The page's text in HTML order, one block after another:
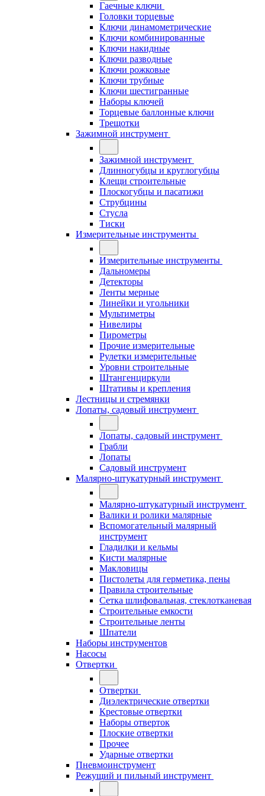
Гаечные ключи
Головки торцевые
Ключи динамометрические
Ключи комбинированные
Ключи накидные
Ключи разводные
Ключи рожковые
Ключи трубные
Ключи шестигранные
Наборы ключей
Торцевые баллонные ключи
Трещотки
Зажимной инструмент
Зажимной инструмент
Длинногубцы и круглогубцы
Клещи строительные
Плоскогубцы и пасатижи
Струбцины
Стусла
Тиски
Измерительные инструменты
Измерительные инструменты
Дальномеры
Детекторы
Ленты мерные
Линейки и угольники
Мультиметры
Нивелиры
Пирометры
Прочие измерительные
Рулетки измерительные
Уровни строительные
Штангенциркули
Штативы и крепления
Лестницы и стремянки
Лопаты, садовый инструмент
Лопаты, садовый инструмент
Грабли
Лопаты
Садовый инструмент
Малярно-штукатурный инструмент
Малярно-штукатурный инструмент
Валики и ролики малярные
Вспомогательный малярный
инструмент
Гладилки и кельмы
Кисти малярные
Макловицы
Пистолеты для герметика, пены
Правила строительные
Сетка шлифовальная, стеклотканевая
Строительные емкости
Строительные ленты
Шпатели
Наборы инструментов
Насосы
Отвертки
Отвертки
Диэлектрические отвертки
Крестовые отвертки
Наборы отверток
Плоские отвертки
Прочее
Ударные отвертки
Пневмоинструмент
Режущий и пильный инструмент